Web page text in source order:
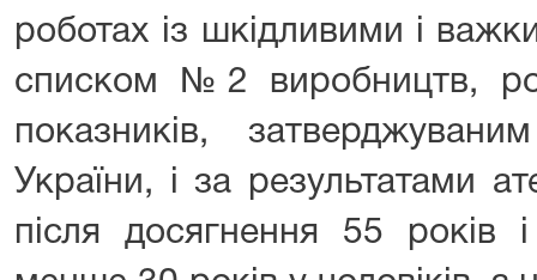
роботах із шкідливими і
списком №2 виробництв,
показників,
України, і за результатами
після досягнення 55 років